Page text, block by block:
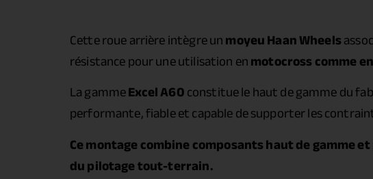
Cette roue arrière intègre unmoyeu Haan Wheels
résistance pour une utilisation enmotocross comme
La gammeExcel A60constitue le haut de gamme du
performante, fiable et capable de supporter les
Ce montage combine composants haut de gamme
du pilotage tout-terrain.